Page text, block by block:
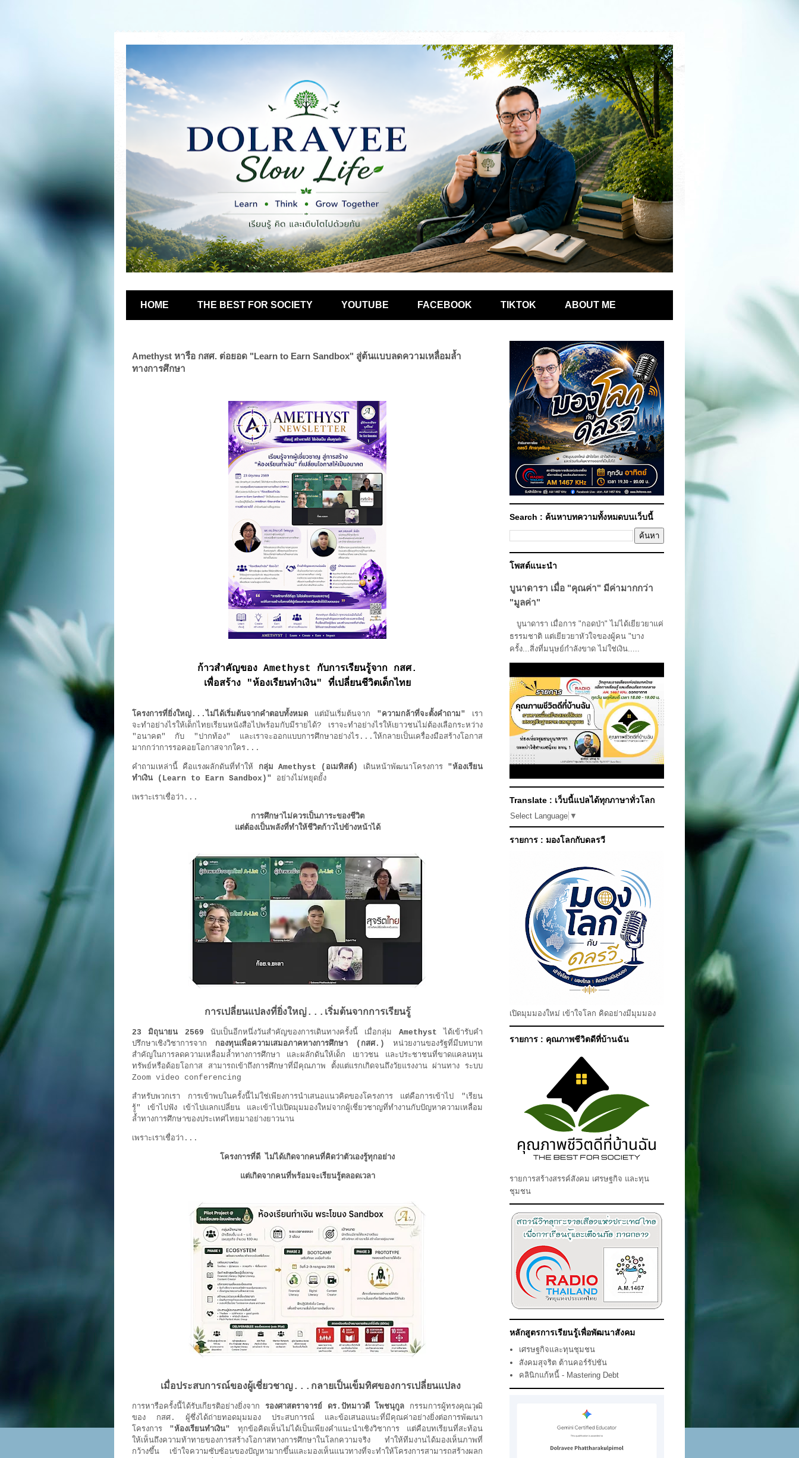
HOME THE BEST FOR SOCIETY YOUTUBE FACEBOOK TIKTOK ABOUT ME
Amethyst หารือ กสศ. ต่อยอด "Learn to Earn Sandbox" สู่ต้นแบบลดความเหลื่อมล้ำ
ทางการศึกษา
ก้าวสำคัญของ Amethyst กับการเรียนรู้จาก กสศ.
เพื่อสร้าง "ห้องเรียนทำเงิน" ที่เปลี่ยนชีวิตเด็กไทย
โครงการที่ยิ่งใหญ่...ไม่ได้เริ่มต้นจากคำตอบทั้งหมด แต่มันเริ่มต้นจาก "ความกล้าที่จะตั้งคำถาม" เรา
จะทำอย่างไรให้เด็กไทยเรียนหนังสือไปพร้อมกับมีรายได้? เราจะทำอย่างไรให้เยาวชนไม่ต้องเลือกระหว่าง
"อนาคต" กับ "ปากท้อง" และเราจะออกแบบการศึกษาอย่างไร...ให้กลายเป็นเครื่องมือสร้างโอกาส
มากกว่าการรอคอยโอกาสจากใคร...
คำถามเหล่านี้ คือแรงผลักดันที่ทำให้ กลุ่ม Amethyst (อเมทิสต์) เดินหน้าพัฒนาโครงการ "ห้องเรียน
ทำเงิน (Learn to Earn Sandbox)" อย่างไม่หยุดยั้ง
เพราะเราเชื่อว่า...
การศึกษาไม่ควรเป็นภาระของชีวิต
แต่ต้องเป็นพลังที่ทำให้ชีวิตก้าวไปข้างหน้าได้
การเปลี่ยนแปลงที่ยิ่งใหญ่...เริ่มต้นจากการเรียนรู้
23 มิถุนายน 2569 นับเป็นอีกหนึ่งวันสำคัญของการเดินทางครั้งนี้ เมื่อกลุ่ม Amethyst ได้เข้ารับคำ
ปรึกษาเชิงวิชาการจาก กองทุนเพื่อความเสมอภาคทางการศึกษา (กสศ.)
หน่วยงานของรัฐที่มีบทบาท
สำคัญในการลดความเหลื่อมล้ำทางการศึกษา และผลักดันให้เด็ก เยาวชน และประชาชนที่ขาดแคลนทุน
ทรัพย์หรือด้อยโอกาส สามารถเข้าถึงการศึกษาที่มีคุณภาพ ตั้งแต่แรกเกิดจนถึงวัยแรงงาน ผ่านทาง ระบบ
Zoom video conferencing
สำหรับพวกเรา การเข้าพบในครั้งนี้ไม่ใช่เพียงการนำเสนอแนวคิดของโครงการ แต่คือการเข้าไป "เรียน
รู้" เข้าไปฟัง เข้าไปแลกเปลี่ยน และเข้าไปเปิดมุมมองใหม่จากผู้เชี่ยวชาญที่ทำงานกับปัญหาความเหลื่อม
ล้ำทางการศึกษาของประเทศไทยมาอย่างยาวนาน
เพราะเราเชื่อว่า...
โครงการที่ดี ไม่ได้เกิดจากคนที่คิดว่าตัวเองรู้ทุกอย่าง
แต่เกิดจากคนที่พร้อมจะเรียนรู้ตลอดเวลา
เมื่อประสบการณ์ของผู้เชี่ยวชาญ...กลายเป็นเข็มทิศของการเปลี่ยนแปลง
การหารือครั้งนี้ได้รับเกียรติอย่างยิ่งจาก รองศาสตราจารย์ ดร.ปัทมาวดี โพชนุกูล กรรมการผู้ทรงคุณวุฒิ
ของ กสศ. ผู้ซึ่งได้ถ่ายทอดมุมมอง ประสบการณ์ และข้อเสนอแนะที่มีคุณค่าอย่างยิ่งต่อการพัฒนา
โครงการ "ห้องเรียนทำเงิน" ทุกข้อคิดเห็นไม่ได้เป็นเพียงคำแนะนำเชิงวิชาการ แต่คือบทเรียนที่สะท้อน
ให้เห็นถึงความท้าทายของการสร้างโอกาสทางการศึกษาในโลกความจริง ทำให้ทีมงานได้มองเห็นภาพที่
กว้างขึ้น เข้าใจความซับซ้อนของปัญหามากขึ้นและมองเห็นแนวทางที่จะทำให้โครงการสามารถสร้างผลก
Search : ค้นหาบทความทั้งหมดบนเว็บนี้
โพสต์แนะนำ
บูนาดารา เมื่อ "คุณค่า" มีค่ามากกว่า
"มูลค่า"
บูนาดารา เมื่อการ "กอดป่า" ไม่ได้เยียวยาแค่
ธรรมชาติ แต่เยียวยาหัวใจของผู้คน "บาง
ครั้ง...สิ่งที่มนุษย์กำลังขาด ไม่ใช่เงิน.....
Translate : เว็บนี้แปลได้ทุกภาษาทั่วโลก
Select Language ▼
รายการ : มองโลกกับดลรวี
เปิดมุมมองใหม่ เข้าใจโลก คิดอย่างมีมุมมอง
รายการ : คุณภาพชีวิตดีที่บ้านฉัน
รายการสร้างสรรค์สังคม เศรษฐกิจ และทุน
ชุมชน
หลักสูตรการเรียนรู้เพื่อพัฒนาสังคม
เศรษฐกิจและทุนชุมชน
สังคมสุจริต ต้านคอร์รัปชัน
คลินิกแก้หนี้ - Mastering Debt